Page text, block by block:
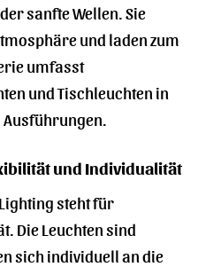
sanfte Wellen. Sie
und laden zum
umfasst
und Tischleuchten in
und Individualität
steht für
Die Leuchten sind
sich individuell an die